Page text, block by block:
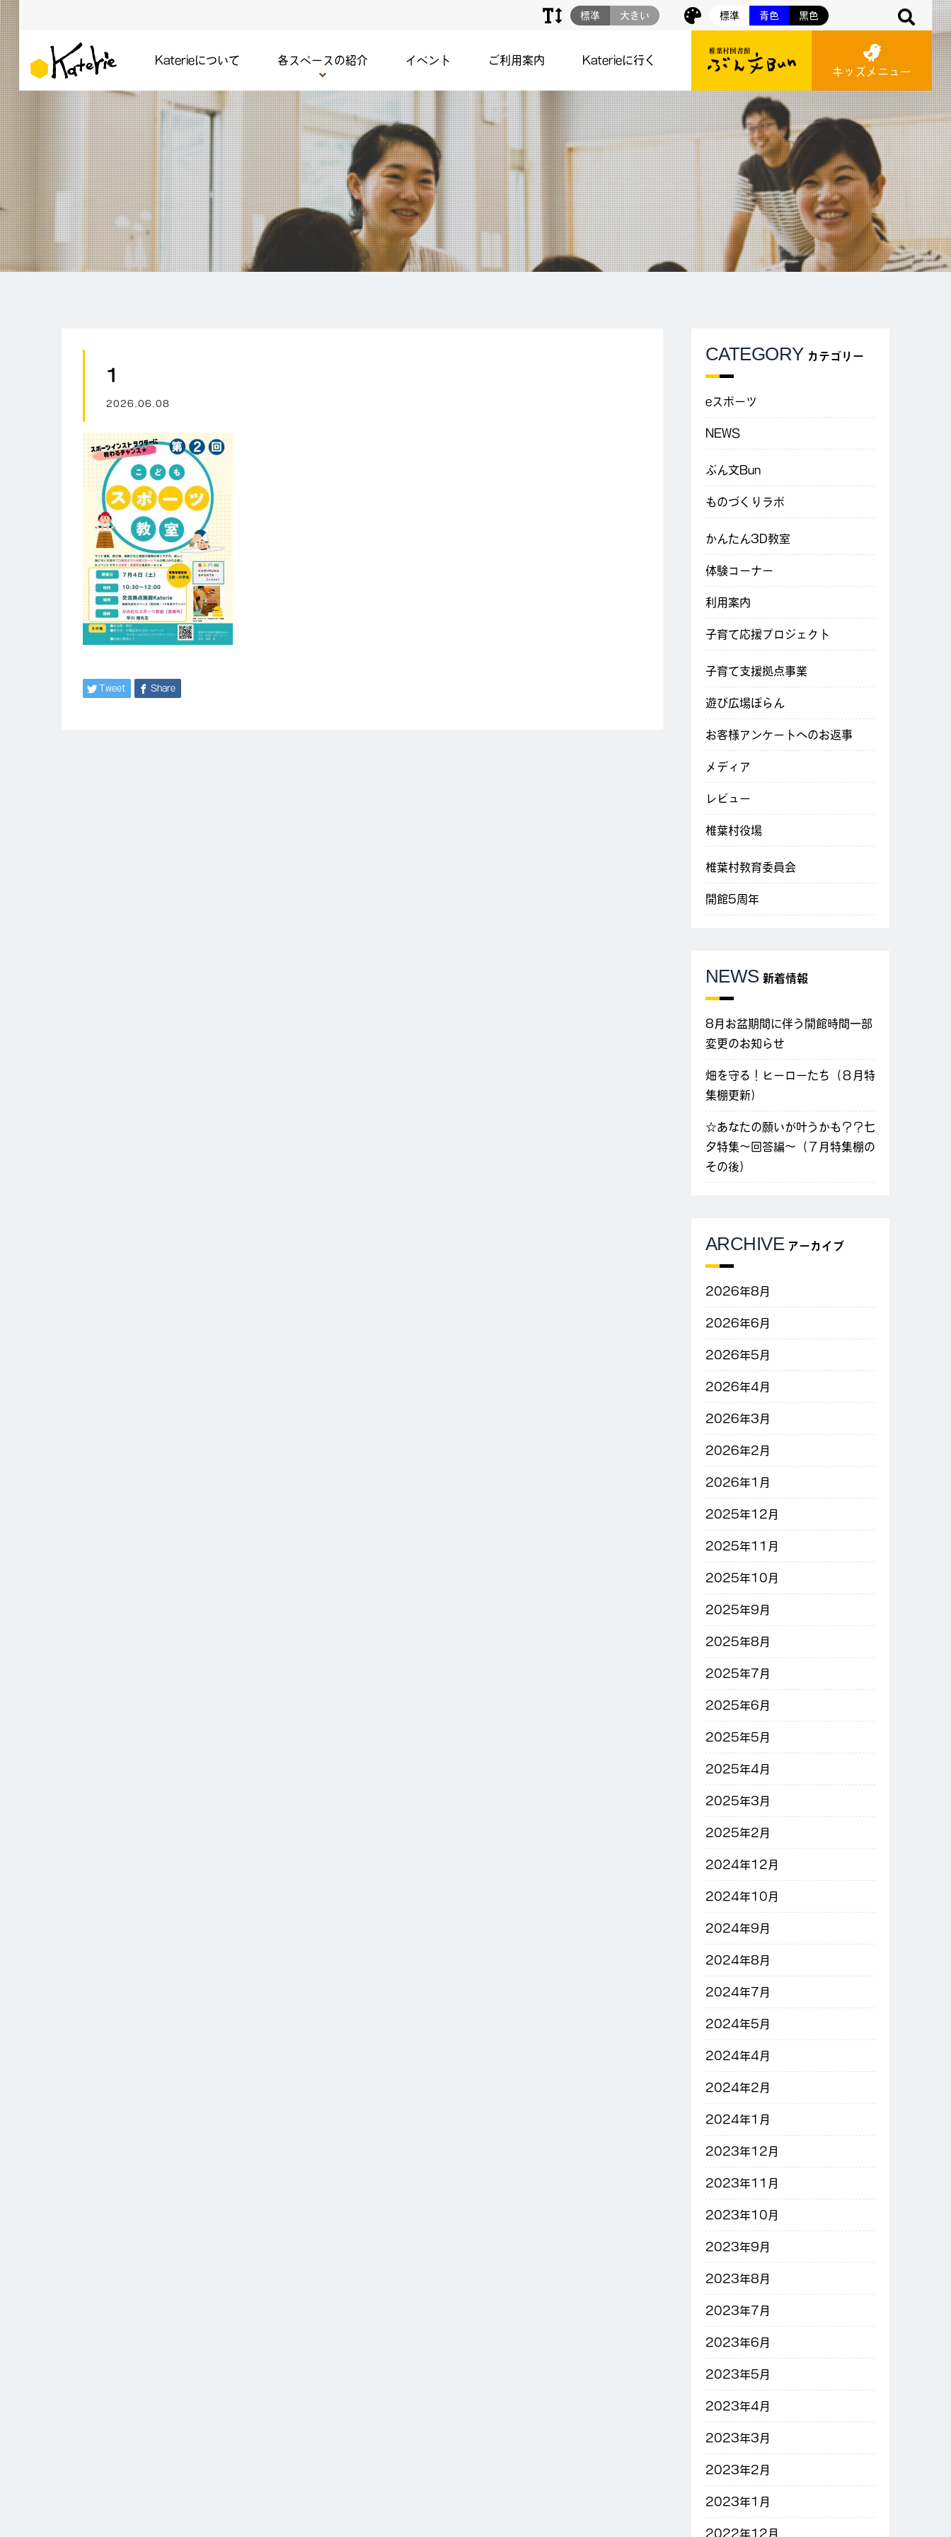
標準 青色 黒色
標準 大きい
Katerieについて 各スペースの紹介 イベント ご利用案内
Katerieに行く
キッズメニュー
1
2026.06.08
Tweet Share
CATEGORY カテゴリー
eスポーツ
NEWS
ぶん文Bun
ものづくりラボ
かんたん3D教室
体験コーナー
利用案内
子育て応援プロジェクト
子育て支援拠点事業
遊び広場ぽらん
お客様アンケートへのお返事
メディア
レビュー
椎葉村役場
椎葉村教育委員会
開館5周年
NEWS 新着情報
8月お盆期間に伴う開館時間一部
変更のお知らせ
畑を守る！ヒーローたち（８月特
集棚更新）
☆あなたの願いが叶うかも？？七
夕特集～回答編～（７月特集棚の
その後）
ARCHIVE アーカイブ
2026年8月
2026年6月
2026年5月
2026年4月
2026年3月
2026年2月
2026年1月
2025年12月
2025年11月
2025年10月
2025年9月
2025年8月
2025年7月
2025年6月
2025年5月
2025年4月
2025年3月
2025年2月
2024年12月
2024年10月
2024年9月
2024年8月
2024年7月
2024年5月
2024年4月
2024年2月
2024年1月
2023年12月
2023年11月
2023年10月
2023年9月
2023年8月
2023年7月
2023年6月
2023年5月
2023年4月
2023年3月
2023年2月
2023年1月
2022年12月